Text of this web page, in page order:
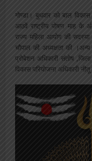
गोण्डा। बुधवार को बाल
आठवें राष्ट्रीय पोषण माह के
राज्य महिला आयोग की
चौपाल की अध्यक्षता की
प्रोबेशन अधिकारी संतोष
विकास परियोजना अधिकारी